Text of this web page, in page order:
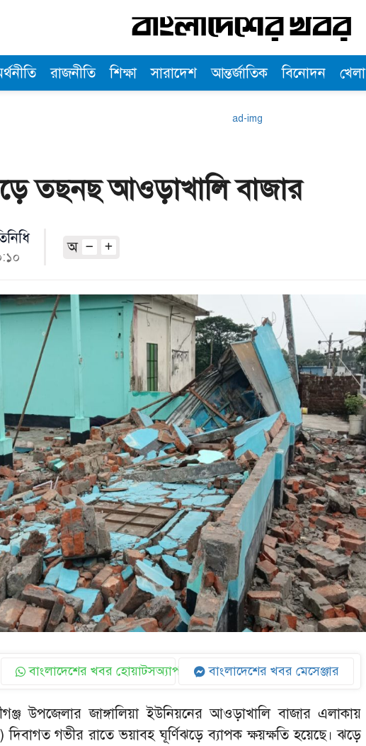
রাজনীতি শিক্ষা সারাদেশ আন্তর্জাতিক বিনোদন খেলা
তছনছ আওড়াখালি বাজার
অ
বাংলাদেশের খবর হোয়াটসঅ্যাপ বাংলাদেশের খবর মেসেঞ্জার
উপজেলার জাঙ্গালিয়া ইউনিয়নের আওড়াখালি বাজার এলাকায়
গভীর রাতে ভয়াবহ ঘূর্ণিঝড়ে ব্যাপক ক্ষয়ক্ষতি হয়েছে। ঝড়ে